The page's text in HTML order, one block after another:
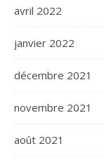
avril 2022
janvier 2022
décembre 2021
novembre 2021
août 2021